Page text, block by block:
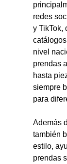
redes
y TikTok,
nivel
prendas
hasta
siempre
para
Además
también
estilo,
prendas